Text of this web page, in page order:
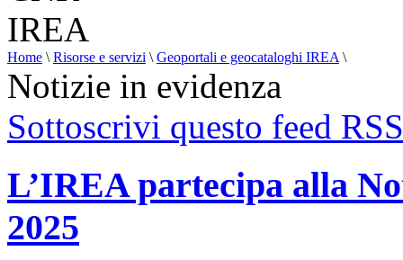
Home \ Risorse e servizi \ Geoportali e geocataloghi IREA \
Notizie in evidenza
Sottoscrivi questo feed RSS
L’IREA partecipa alla
2025